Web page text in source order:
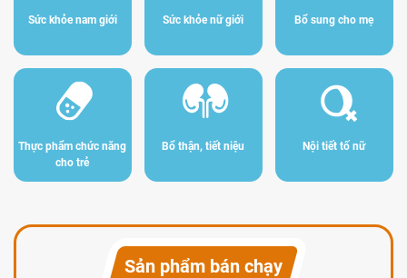
Sức khỏe nam giới Sức khỏe nữ giới Bổ sung cho mẹ
Thực phẩm chức năng
cho trẻ
Bổ thận, tiết niệu Nội tiết tố nữ
Sản phẩm bán chạy